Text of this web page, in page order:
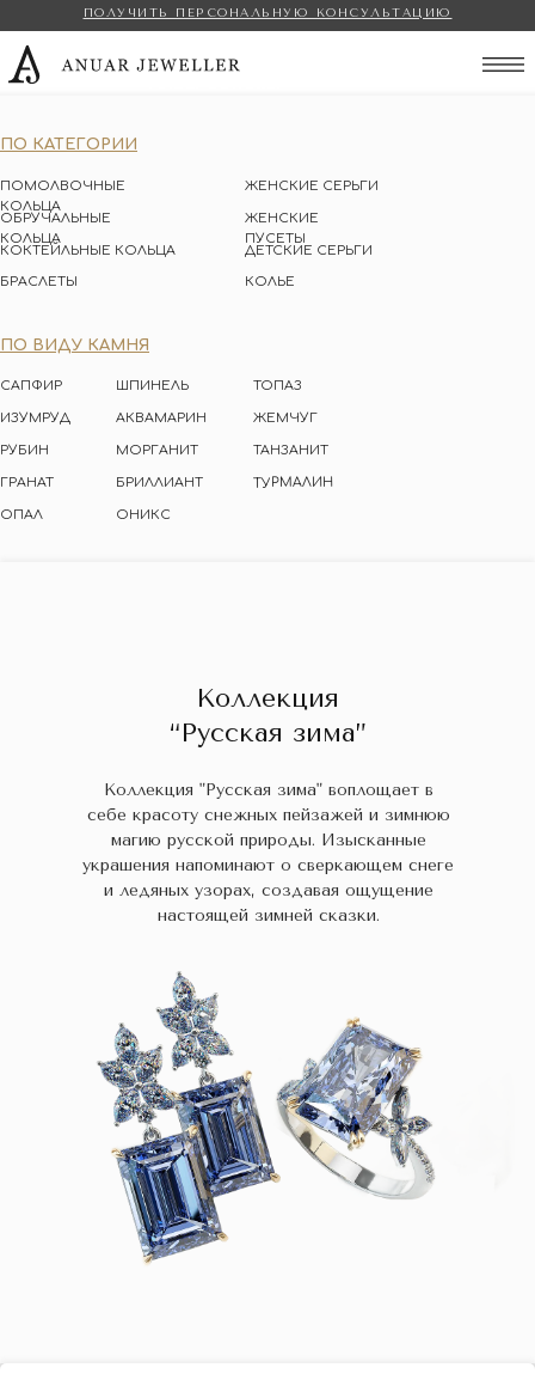
ПОЛУЧИТЬ ПЕРСОНАЛЬНУЮ КОНСУЛЬТАЦИЮ
ПО КАТЕГОРИИ
ПОМОЛВОЧНЫЕ
КОЛЬЦА
ОБРУЧАЛЬНЫЕ
КОЛЬЦА
ЖЕНСКИЕ СЕРЬГИ
КОКТЕЙЛЬНЫЕ КОЛЬЦА
ЖЕНСКИЕ
ПУСЕТЫ
ДЕТСКИЕ СЕРЬГИ
БРАСЛЕТЫ
КОЛЬЕ
ПО ВИДУ КАМНЯ
САПФИР
ИЗУМРУД
ШПИНЕЛЬ
РУБИН
АКВАМАРИН
МОРГАНИТ
ГРАНАТ БРИЛЛИАНТ
ТОПАЗ
ЖЕМЧУГ
ТУРМАЛИН
ТАНЗАНИТ
ОНИКС
ОПАЛ
Коллекция
“Русская зима”
Коллекция "Русская зима" воплощает в
себе красоту снежных пейзажей и зимнюю
магию русской природы. Изысканные
украшения напоминают о сверкающем снеге
и ледяных узорах, создавая ощущение
настоящей зимней сказки.